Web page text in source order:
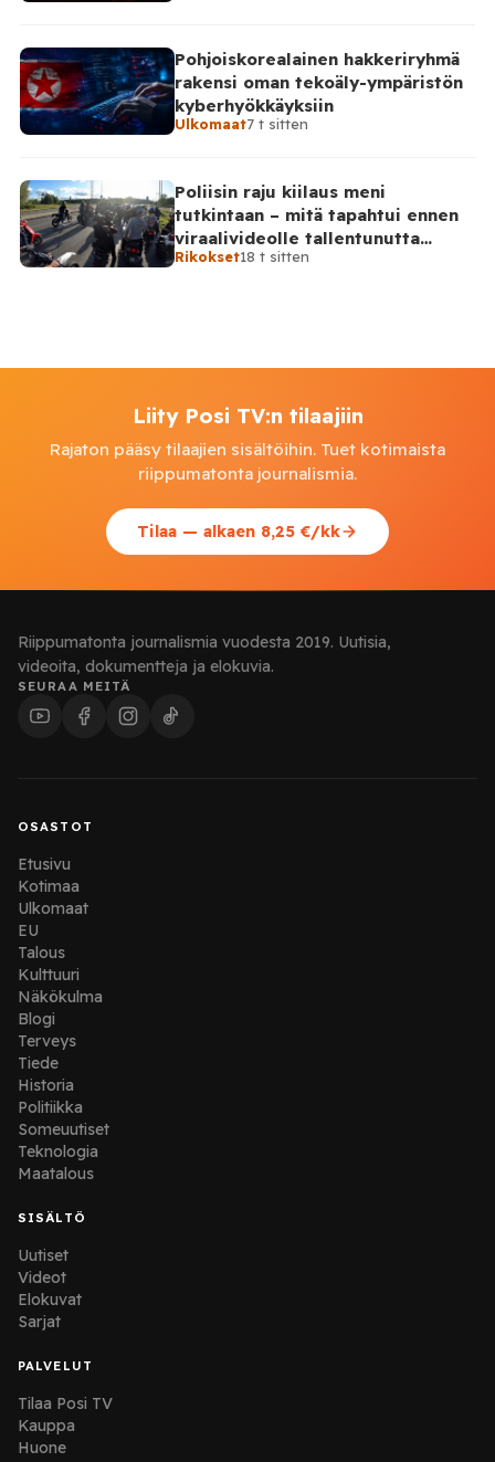
Pohjoiskorealainen hakkeriryhmä
rakensi oman tekoäly-ympäristön
kyberhyökkäyksiin
Ulkomaat7 t sitten
Poliisin raju kiilaus meni
tutkintaan – mitä tapahtui ennen
viraalivideolle tallentunutta
hetkeä?
Rikokset18 t sitten
Liity Posi TV:n tilaajiin
Rajaton pääsy tilaajien sisältöihin. Tuet kotimaista
riippumatonta journalismia.
Tilaa — alkaen 8,25 €/kk
Riippumatonta journalismia vuodesta 2019. Uutisia,
videoita, dokumentteja ja elokuvia.
SEURAA MEITÄ
OSASTOT
Etusivu
Kotimaa
Ulkomaat
EU
Talous
Kulttuuri
Näkökulma
Blogi
Terveys
Tiede
Historia
Politiikka
Someuutiset
Teknologia
Maatalous
SISÄLTÖ
Uutiset
Videot
Elokuvat
Sarjat
PALVELUT
Tilaa Posi TV
Kauppa
Huone